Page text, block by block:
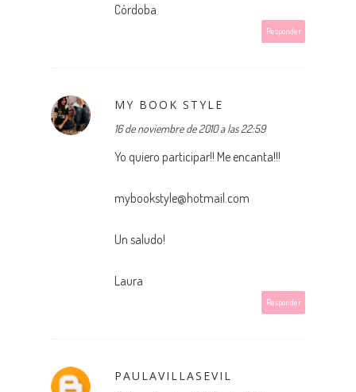
Córdoba
Responder
MY BOOK STYLE
16 de noviembre de 2010 a las 22:59
Yo quiero participar!! Me encanta!!!
mybookstyle@hotmail.com
Un saludo!
Laura
Responder
PAULAVILLASEVIL